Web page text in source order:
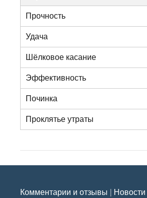
Прочность
Удача
Шёлковое касание
Эффективность
Починка
Проклятье утраты
Комментарии и отзывы